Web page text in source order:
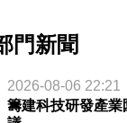
門新聞
2026-08-06 22:21
籌建科技研發產